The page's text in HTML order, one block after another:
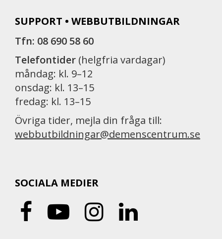
SUPPORT • WEBBUTBILDNINGAR
Tfn: 08 690 58 60
Telefontider (helgfria vardagar)
måndag: kl. 9–12
onsdag: kl. 13–15
fredag: kl. 13–15
Övriga tider, mejla din fråga till:
webbutbildningar@demenscentrum.se
SOCIALA MEDIER